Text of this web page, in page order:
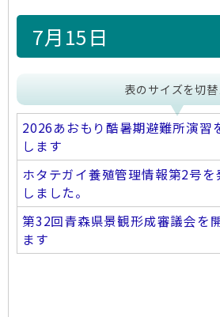
7月15日
表のサイズを切替
2026あおもり酷暑期避難所演習
します
ホタテガイ養殖管理情報第2号を
しました。
第32回青森県景観形成審議会を
ます